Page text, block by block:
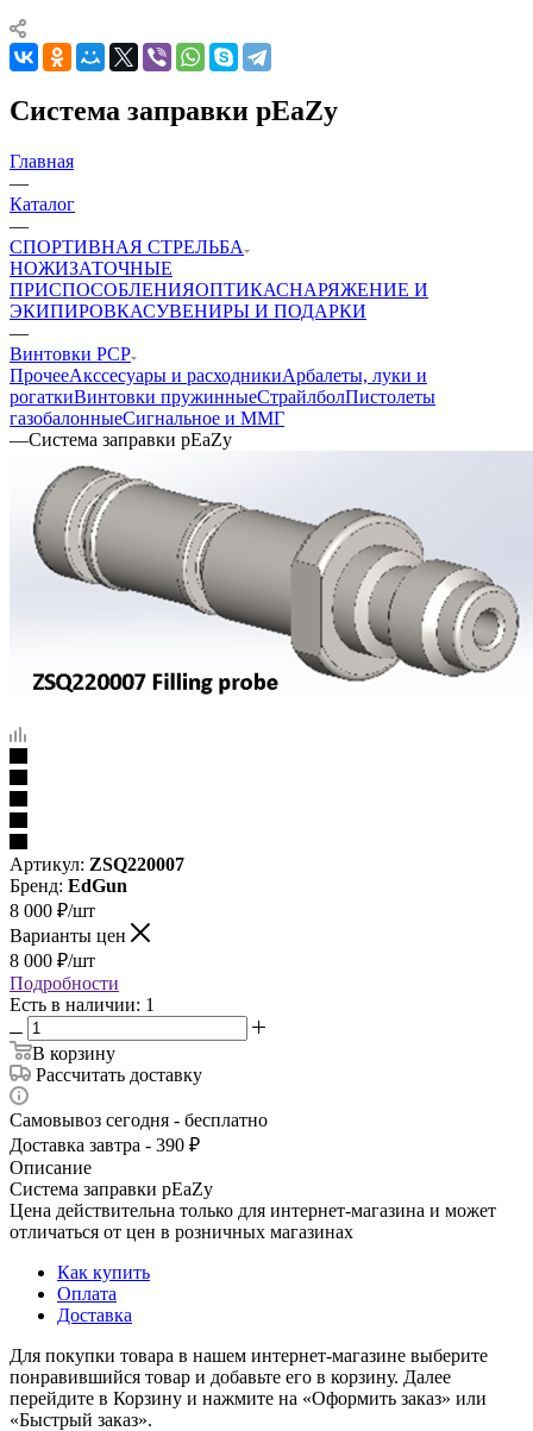
Система заправки pEaZy
Главная
—
Каталог
—
СПОРТИВНАЯ СТРЕЛЬБА
НОЖИЗАТОЧНЫЕ
ПРИСПОСОБЛЕНИЯОПТИКАСНАРЯЖЕНИЕ И
ЭКИПИРОВКАСУВЕНИРЫ И ПОДАРКИ
—
Винтовки PCP
ПрочееАкссесуары и расходникиАрбалеты, луки и
рогаткиВинтовки пружинныеСтрайлболПистолеты
газобалонныеСигнальное и ММГ
—Система заправки pEaZy
Артикул: ZSQ220007
Бренд: EdGun
8 000 ₽/шт
Варианты цен
8 000 ₽/шт
Подробности
Есть в наличии: 1
В корзину
Рассчитать доставку
Самовывоз сегодня - бесплатно
Доставка завтра - 390 ₽
Описание
Система заправки pEaZy
Цена действительна только для интернет-магазина и может
отличаться от цен в розничных магазинах
Как купить
Оплата
Доставка
Для покупки товара в нашем интернет-магазине выберите
понравившийся товар и добавьте его в корзину. Далее
перейдите в Корзину и нажмите на «Оформить заказ» или
«Быстрый заказ».